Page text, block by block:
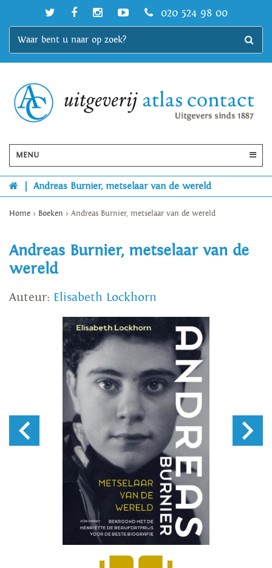
020 524 98 00
MENU
Andreas Burnier, metselaar van de wereld
Home > Boeken > Andreas Burnier, metselaar van de wereld
Andreas Burnier, metselaar van de
wereld
Auteur: Elisabeth Lockhorn